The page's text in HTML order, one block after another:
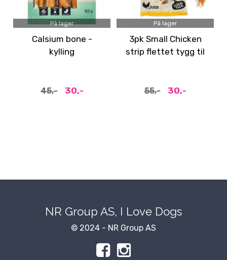
På lager
Calsium bone -
kylling
45,- 30,-
På lager
3pk Small Chicken
strip flettet tygg til
55,- 30,-
NR Group AS, I Love Dogs
© 2024 - NR Group AS